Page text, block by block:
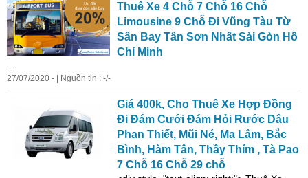
Thuê Xe 4 Chỗ 7 Chỗ 16 Chỗ
Limousine 9 Chỗ Đi Vũng Tàu Từ
Sân Bay Tân Sơn Nhất Sài Gòn Hồ
Chí Minh
27/07/2020 - | Nguồn tin : -/-
Giá 400k, Cho Thuê Xe Hợp Đồng
Đi Đám Cưới Đám Hỏi Rước Dâu
Phan Thiết, Mũi Né, Ma Lâm, Bắc
Bình, Hàm Tân, Thầy Thím , Tà Pao
7 Chỗ 16 Chỗ 29 chỗ